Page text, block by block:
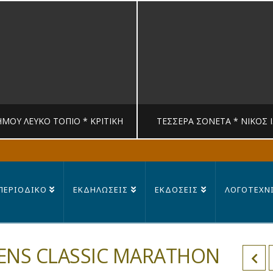
ΛΕΥΚΟ ΤΟΠΙΟ * ΚΡΙΤΙΚΉ
MANDRAGORAS
ΤΈΣΣΕΡΑ ΣΟΝΈΤΑ * ΝΊΚΟΣ
ΕΚΔΗΛΩΣΕΙΣ ΕΚΔΟΣΕΙΣ
CLASSIC MARATHON